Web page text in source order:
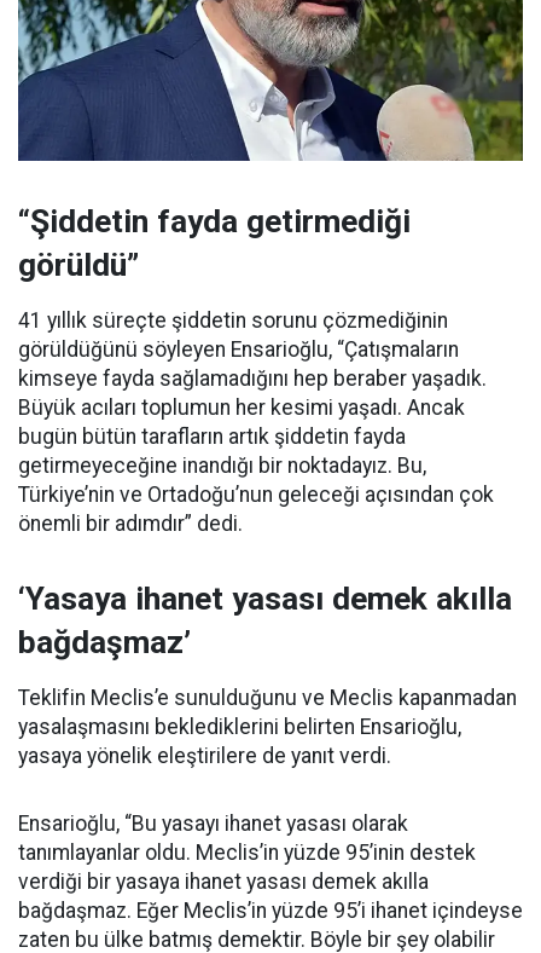
“Şiddetin fayda getirmediği
görüldü”
41 yıllık süreçte şiddetin sorunu çözmediğinin
görüldüğünü söyleyen Ensarioğlu, “Çatışmaların
kimseye fayda sağlamadığını hep beraber yaşadık.
Büyük acıları toplumun her kesimi yaşadı. Ancak
bugün bütün tarafların artık şiddetin fayda
getirmeyeceğine inandığı bir noktadayız. Bu,
Türkiye’nin ve Ortadoğu’nun geleceği açısından çok
önemli bir adımdır” dedi.
‘Yasaya ihanet yasası demek akılla
bağdaşmaz’
Teklifin Meclis’e sunulduğunu ve Meclis kapanmadan
yasalaşmasını beklediklerini belirten Ensarioğlu,
yasaya yönelik eleştirilere de yanıt verdi.
Ensarioğlu, “Bu yasayı ihanet yasası olarak
tanımlayanlar oldu. Meclis’in yüzde 95’inin destek
verdiği bir yasaya ihanet yasası demek akılla
bağdaşmaz. Eğer Meclis’in yüzde 95’i ihanet içindeyse
zaten bu ülke batmış demektir. Böyle bir şey olabilir